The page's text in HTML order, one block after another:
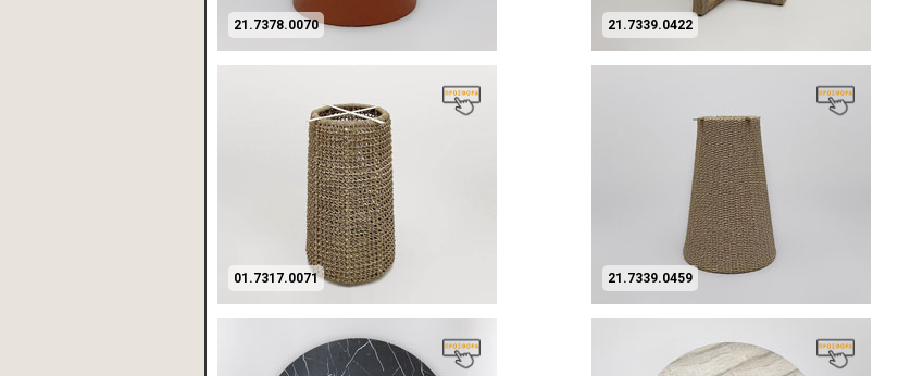
21.7378.0070 21.7339.0422
01.7317.0071 21.7339.0459